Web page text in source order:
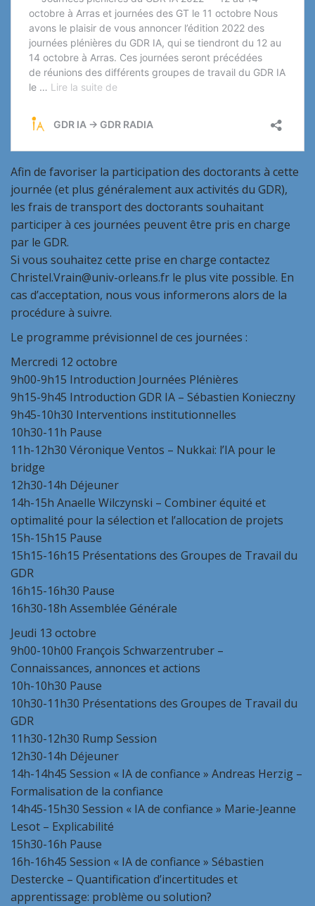
Afin de favoriser la participation des doctorants à cette
journée (et plus généralement aux activités du GDR),
les frais de transport des doctorants souhaitant
participer à ces journées peuvent être pris en charge
par le GDR.
Si vous souhaitez cette prise en charge contactez
Christel.Vrain@univ-orleans.fr le plus vite possible. En
cas d’acceptation, nous vous informerons alors de la
procédure à suivre.
Le programme prévisionnel de ces journées :
Mercredi 12 octobre
9h00-9h15 Introduction Journées Plénières
9h15-9h45 Introduction GDR IA – Sébastien Konieczny
9h45-10h30 Interventions institutionnelles
10h30-11h Pause
11h-12h30 Véronique Ventos – Nukkai: l’IA pour le
bridge
12h30-14h Déjeuner
14h-15h Anaelle Wilczynski – Combiner équité et
optimalité pour la sélection et l’allocation de projets
15h-15h15 Pause
15h15-16h15 Présentations des Groupes de Travail du
GDR
16h15-16h30 Pause
16h30-18h Assemblée Générale
Jeudi 13 octobre
9h00-10h00 François Schwarzentruber –
Connaissances, annonces et actions
10h-10h30 Pause
10h30-11h30 Présentations des Groupes de Travail du
GDR
11h30-12h30 Rump Session
12h30-14h Déjeuner
14h-14h45 Session « IA de confiance » Andreas Herzig –
Formalisation de la confiance
14h45-15h30 Session « IA de confiance » Marie-Jeanne
Lesot – Explicabilité
15h30-16h Pause
16h-16h45 Session « IA de confiance » Sébastien
Destercke – Quantification d’incertitudes et
apprentissage: problème ou solution?